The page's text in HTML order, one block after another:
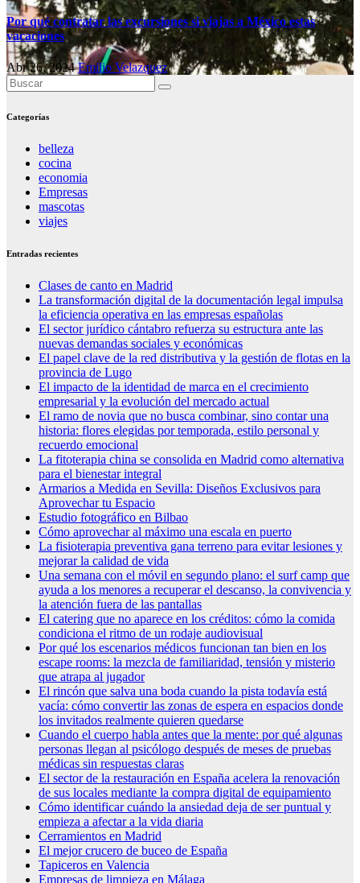
Por qué contratar las excursiones si viajas a México estas
vacaciones
Abr 26, 2024Emilio Velazquez
Categorías
belleza
cocina
economia
Empresas
mascotas
viajes
Entradas recientes
Clases de canto en Madrid
La transformación digital de la documentación legal impulsa
la eficiencia operativa en las empresas españolas
El sector jurídico cántabro refuerza su estructura ante las
nuevas demandas sociales y económicas
El papel clave de la red distributiva y la gestión de flotas en la
provincia de Lugo
El impacto de la identidad de marca en el crecimiento
empresarial y la evolución del mercado actual
El ramo de novia que no busca combinar, sino contar una
historia: flores elegidas por temporada, estilo personal y
recuerdo emocional
La fitoterapia china se consolida en Madrid como alternativa
para el bienestar integral
Armarios a Medida en Sevilla: Diseños Exclusivos para
Aprovechar tu Espacio
Estudio fotográfico en Bilbao
Cómo aprovechar al máximo una escala en puerto
La fisioterapia preventiva gana terreno para evitar lesiones y
mejorar la calidad de vida
Una semana con el móvil en segundo plano: el surf camp que
ayuda a los menores a recuperar el descanso, la convivencia y
la atención fuera de las pantallas
El catering que no aparece en los créditos: cómo la comida
condiciona el ritmo de un rodaje audiovisual
Por qué los escenarios médicos funcionan tan bien en los
escape rooms: la mezcla de familiaridad, tensión y misterio
que atrapa al jugador
El rincón que salva una boda cuando la pista todavía está
vacía: cómo convertir las zonas de espera en espacios donde
los invitados realmente quieren quedarse
Cuando el cuerpo habla antes que la mente: por qué algunas
personas llegan al psicólogo después de meses de pruebas
médicas sin respuestas claras
El sector de la restauración en España acelera la renovación
de sus locales mediante la compra digital de equipamiento
Cómo identificar cuándo la ansiedad deja de ser puntual y
empieza a afectar a la vida diaria
Cerramientos en Madrid
El mejor crucero de buceo de España
Tapiceros en Valencia
Empresas de limpieza en Málaga